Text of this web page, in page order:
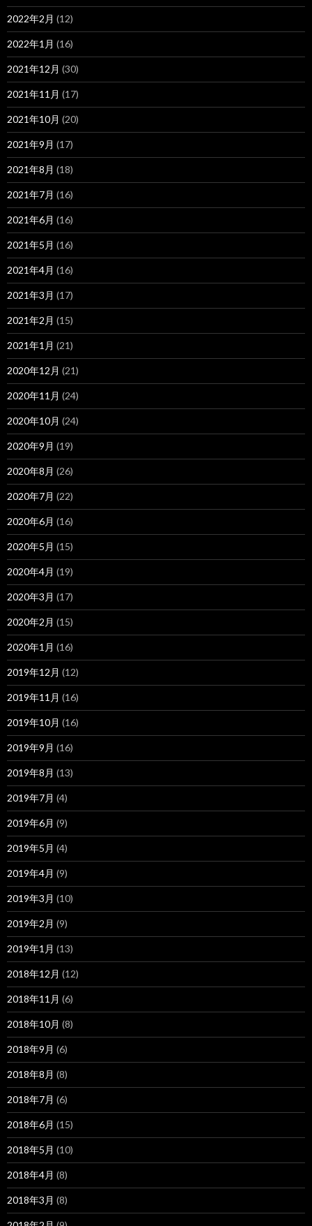
2022年2月 (12)
2022年1月 (16)
2021年12月 (30)
2021年11月 (17)
2021年10月 (20)
2021年9月 (17)
2021年8月 (18)
2021年7月 (16)
2021年6月 (16)
2021年5月 (16)
2021年4月 (16)
2021年3月 (17)
2021年2月 (15)
2021年1月 (21)
2020年12月 (21)
2020年11月 (24)
2020年10月 (24)
2020年9月 (19)
2020年8月 (26)
2020年7月 (22)
2020年6月 (16)
2020年5月 (15)
2020年4月 (19)
2020年3月 (17)
2020年2月 (15)
2020年1月 (16)
2019年12月 (12)
2019年11月 (16)
2019年10月 (16)
2019年9月 (16)
2019年8月 (13)
2019年7月 (4)
2019年6月 (9)
2019年5月 (4)
2019年4月 (9)
2019年3月 (10)
2019年2月 (9)
2019年1月 (13)
2018年12月 (12)
2018年11月 (6)
2018年10月 (8)
2018年9月 (6)
2018年8月 (8)
2018年7月 (6)
2018年6月 (15)
2018年5月 (10)
2018年4月 (8)
2018年3月 (8)